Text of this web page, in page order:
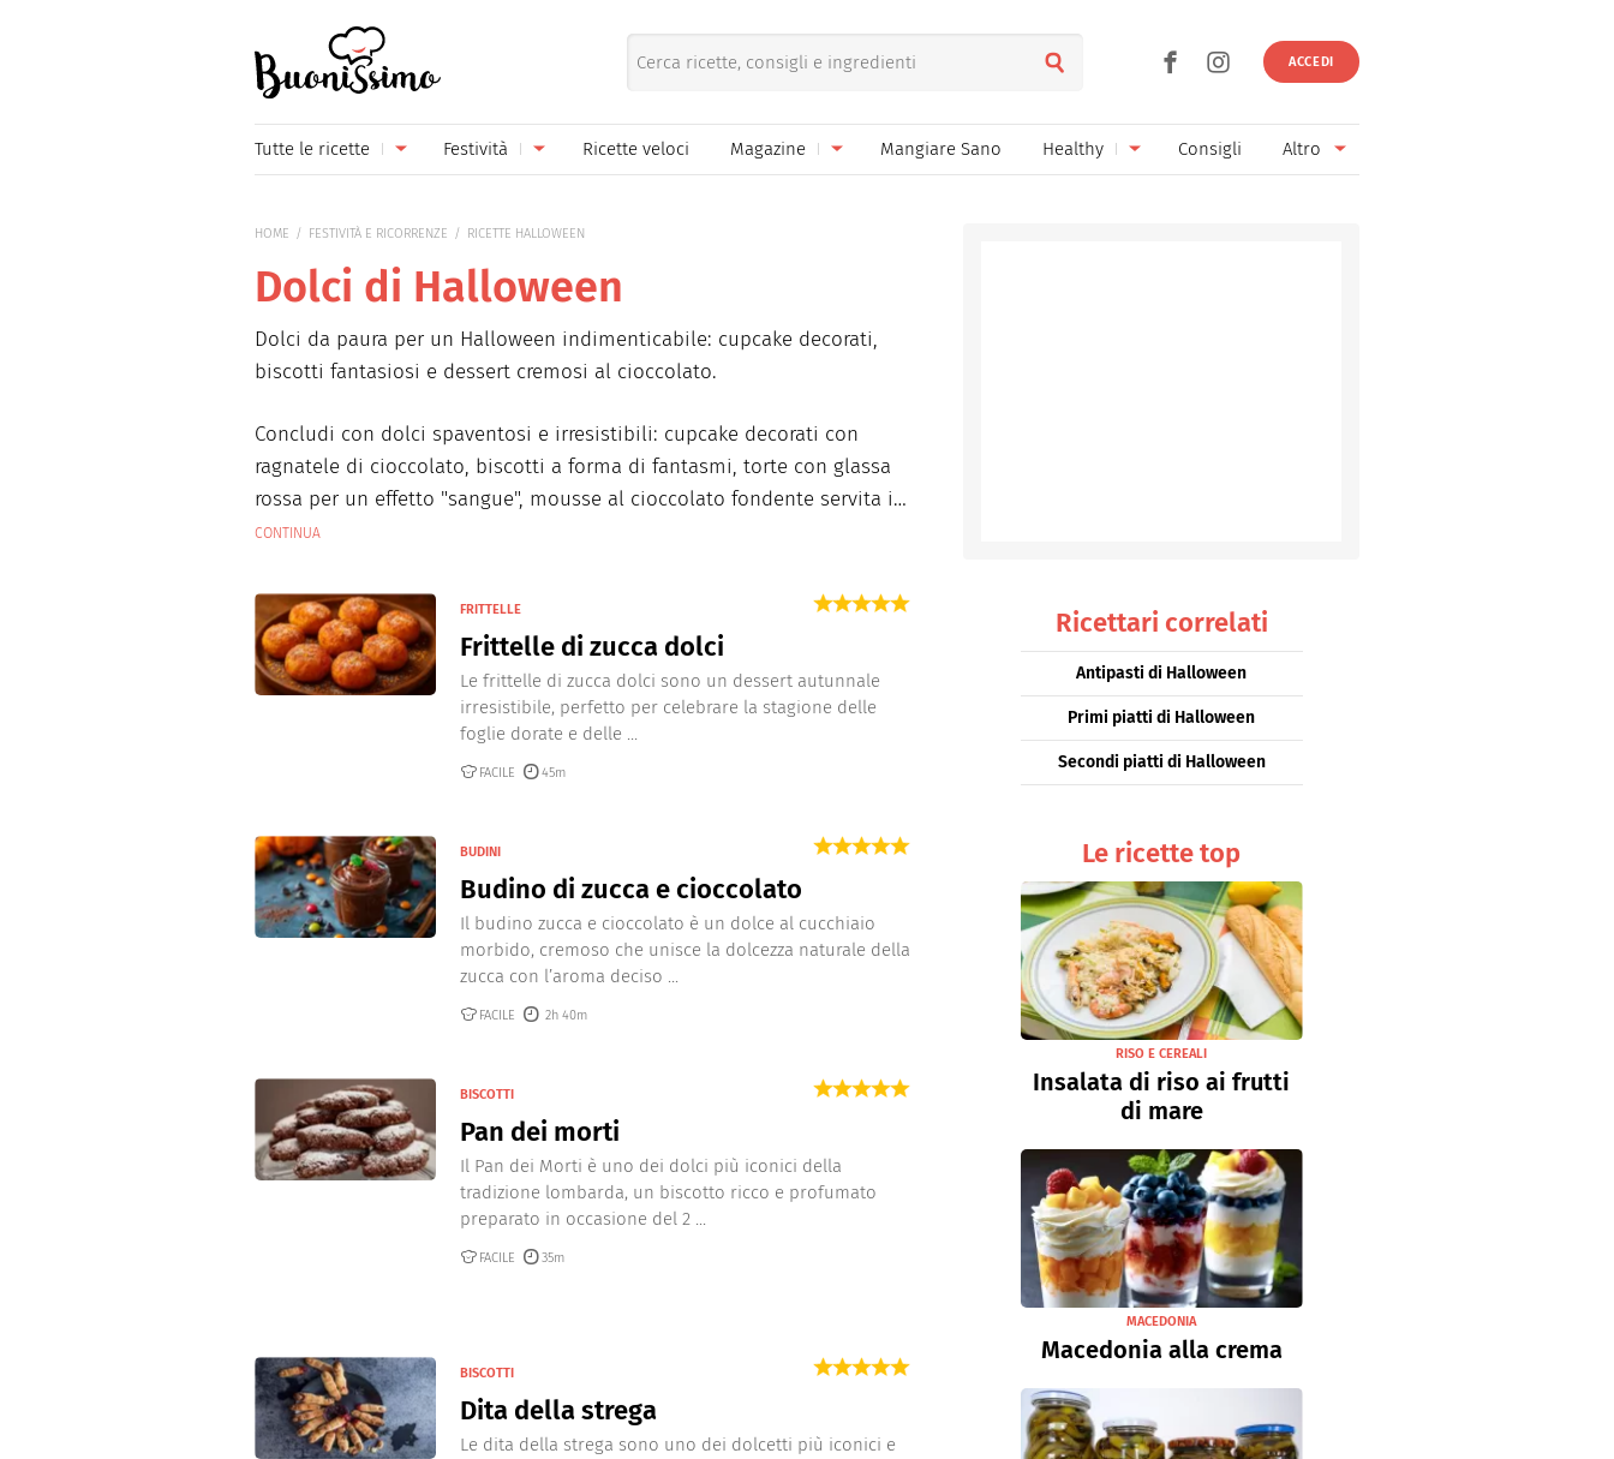
ACCEDI
Tutte le ricette
Secondi piatti Salse e sughi
Piatti unici
Frutta Bevande
Festività
Festa della Donna
Natale
Ricette veloci Magazine Mangiare Sano Healthy Consigli Altro
HOME FESTIVITÀ E RICORRENZE RICETTE HALLOWEEN
Dolci di Halloween
Dolci da paura per un Halloween indimenticabile: cupcake decorati,
biscotti fantasiosi e dessert cremosi al cioccolato.
Concludi con dolci spaventosi e irresistibili: cupcake decorati con
ragnatele di cioccolato, biscotti a forma di fantasmi, torte con glassa
rossa per un effetto "sangue", mousse al cioccolato fondente servita in
bicchierini con crumble croccante al cacao e spezie. Ogni dolce sarà
CONTINUA
FRITTELLE
Frittelle di zucca dolci
Le frittelle di zucca dolci sono un dessert autunnale
irresistibile, perfetto per celebrare la stagione delle
foglie dorate e delle ...
FACILE 45m
BUDINI
Budino di zucca e cioccolato
Il budino zucca e cioccolato è un dolce al cucchiaio
morbido, cremoso che unisce la dolcezza naturale della
zucca con l’aroma deciso ...
FACILE 2h 40m
BISCOTTI
Pan dei morti
Il Pan dei Morti è uno dei dolci più iconici della
tradizione lombarda, un biscotto ricco e profumato
preparato in occasione del 2 ...
FACILE 35m
BISCOTTI
Dita della strega
Le dita della strega sono uno dei dolcetti più iconici e
Ricettari correlati
Antipasti di Halloween
Primi piatti di Halloween
Secondi piatti di Halloween
Le ricette top
RISO E CEREALI
Insalata di riso ai frutti
di mare
MACEDONIA
Macedonia alla crema